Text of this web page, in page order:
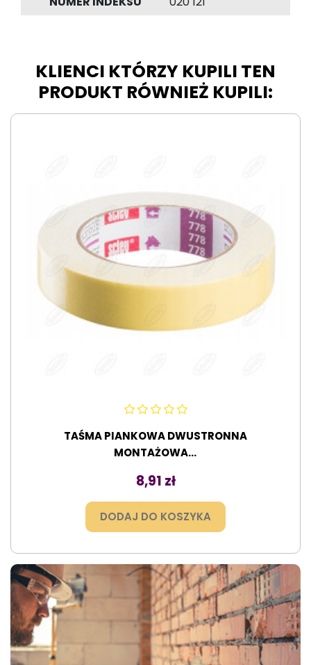
KLIENCI KTÓRZY KUPILI TEN
PRODUKT RÓWNIEŻ KUPILI:
TAŚMA PIANKOWA DWUSTRONNA
MONTAŻOWA...
Cena
8,91 zł
DODAJ DO KOSZYKA